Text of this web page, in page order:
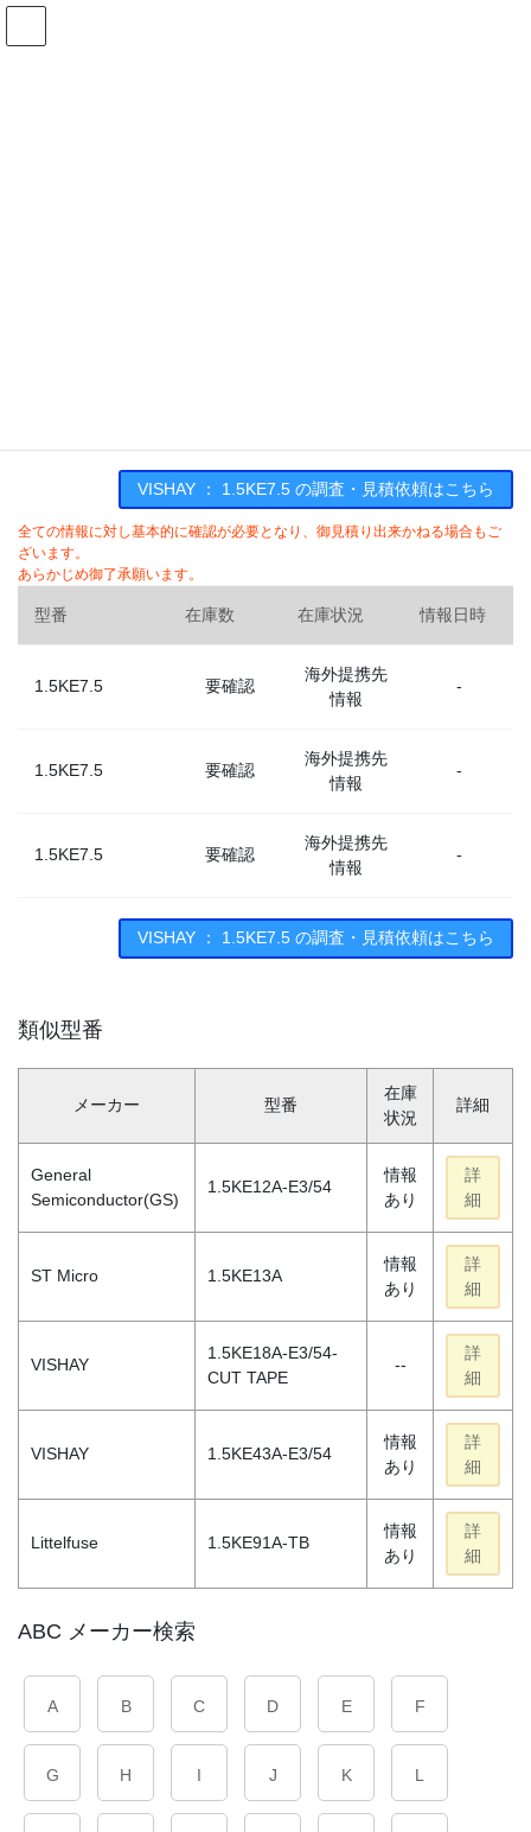
コ
ナ
VISHAY ： 1.5KE7.5 の調査・見積依頼はこちら
全ての情報に対し基本的に確認が必要となり、御見積り出来かねる場合もご
ざいます。
あらかじめ御了承願います。
型番 在庫数 在庫状況 情報日時
1.5KE7.5 要確認
海外提携先
情報
-
1.5KE7.5 要確認
海外提携先
情報
-
1.5KE7.5 要確認
海外提携先
情報
-
要確認
海外提携先
情報
-
VISHAY ： 1.5KE7.5 の調査・見積依頼はこちら
類似型番
メーカー 型番
在庫
状況
詳細
General
Semiconductor(GS)
1.5KE12A-E3/54
情報
あり
詳
細
ST Micro 1.5KE13A
情報
あり
詳
細
VISHAY
1.5KE18A-E3/54-
CUT TAPE
--
詳
細
VISHAY 1.5KE43A-E3/54
情報
あり
詳
細
Littelfuse 1.5KE91A-TB
情報
あり
詳
細
ABC メーカー検索
A B C D E F
G H I J K L